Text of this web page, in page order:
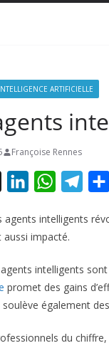
ARTIFICIELLE
Françoise Rennes
n
k
e
d
I
W
a
t
s
A
p
l
g
r
a
m
agents intelligents
aussi impacté.
intelligents
promet des gains
également
du